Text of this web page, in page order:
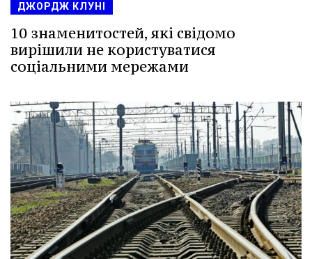
ДЖОРДЖ КЛУНІ
10 знаменитостей, які свідомо
вирішили не користуватися
соціальними мережами